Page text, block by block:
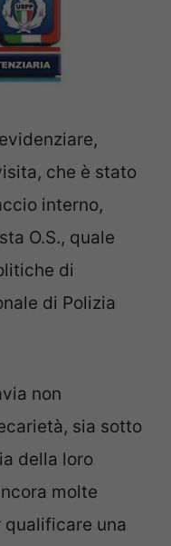
che è stato
interno,
O.S., quale
di
di Polizia
non
sia sotto
della loro
molte
una